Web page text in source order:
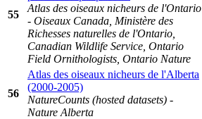
55
Atlas des oiseaux nicheurs de l'Ontario
- Oiseaux Canada, Ministère des
Richesses naturelles de l'Ontario,
Canadian Wildlife Service, Ontario
Field Ornithologists, Ontario Nature
56
Atlas des oiseaux nicheurs de l'Alberta
(2000-2005)
NatureCounts (hosted datasets) -
Nature Alberta